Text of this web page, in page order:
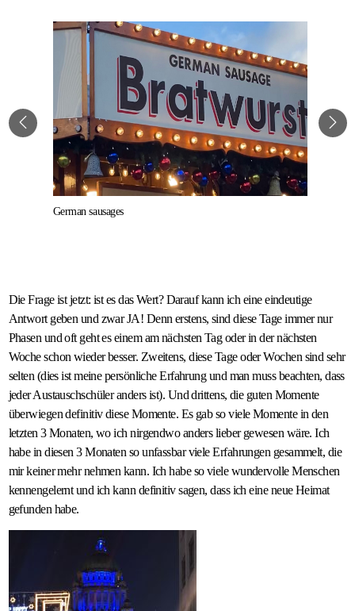
German sausages
Die Frage ist jetzt: ist es das Wert? Darauf kann ich eine eindeutige
Antwort geben und zwar JA! Denn erstens, sind diese Tage immer nur
Phasen und oft geht es einem am nächsten Tag oder in der nächsten
Woche schon wieder besser. Zweitens, diese Tage oder Wochen sind sehr
selten (dies ist meine persönliche Erfahrung und man muss beachten, dass
jeder Austauschschüler anders ist). Und drittens, die guten Momente
überwiegen definitiv diese Momente. Es gab so viele Momente in den
letzten 3 Monaten, wo ich nirgendwo anders lieber gewesen wäre. Ich
habe in diesen 3 Monaten so unfassbar viele Erfahrungen gesammelt, die
mir keiner mehr nehmen kann. Ich habe so viele wundervolle Menschen
kennengelernt und ich kann definitiv sagen, dass ich eine neue Heimat
gefunden habe.